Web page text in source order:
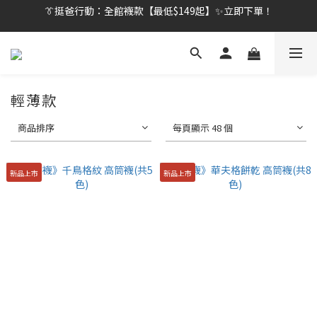
👔挺爸行動：全館襪款【最低$149起】✨立即下單！
👔挺爸行動：全館襪款【最低$149起】✨立即下單！
👔挺爸滿額贈：滿$1888就送💎品牌壓縮旅行袋！
👔挺爸行動：全館襪款【最低$149起】✨立即下單！
輕薄款
商品排序 每頁顯示 48 個
新品上市 新品上市